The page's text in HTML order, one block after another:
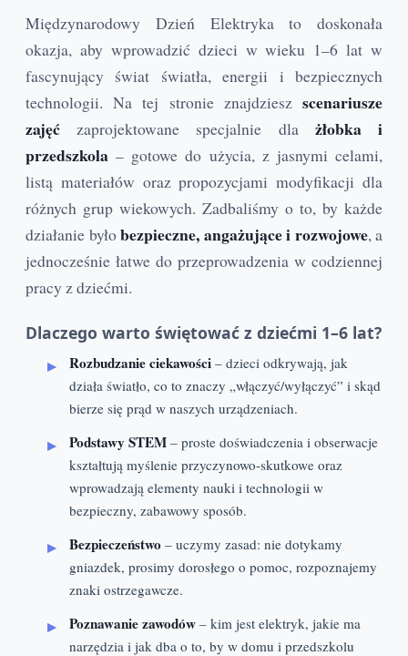
Międzynarodowy Dzień Elektryka to doskonała
okazja, aby wprowadzić dzieci w wieku 1–6 lat w
fascynujący świat światła, energii i bezpiecznych
technologii. Na tej stronie znajdziesz scenariusze
zajęć zaprojektowane specjalnie dla żłobka i
przedszkola – gotowe do użycia, z jasnymi celami,
listą materiałów oraz propozycjami modyfikacji dla
różnych grup wiekowych. Zadbaliśmy o to, by każde
działanie byłobezpieczne, angażujące i rozwojowe, a
jednocześnie łatwe do przeprowadzenia w codziennej
pracy z dziećmi.
Dlaczego warto świętować z dziećmi 1–6 lat?
Rozbudzanie ciekawości – dzieci odkrywają, jak
działa światło, co to znaczy „włączyć/wyłączyć” i skąd
bierze się prąd w naszych urządzeniach.
Podstawy STEM – proste doświadczenia i obserwacje
kształtują myślenie przyczynowo-skutkowe oraz
wprowadzają elementy nauki i technologii w
bezpieczny, zabawowy sposób.
Bezpieczeństwo – uczymy zasad: nie dotykamy
gniazdek, prosimy dorosłego o pomoc, rozpoznajemy
znaki ostrzegawcze.
Poznawanie zawodów – kim jest elektryk, jakie ma
narzędzia i jak dba o to, by w domu i przedszkolu